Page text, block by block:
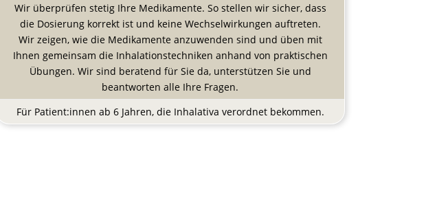
Wir überprüfen stetig Ihre Medikamente. So stellen wir sicher, dass
die Dosierung korrekt ist und keine Wechselwirkungen auftreten.
Wir zeigen, wie die Medikamente anzuwenden sind und üben mit
Ihnen gemeinsam die Inhalationstechniken anhand von praktischen
Übungen. Wir sind beratend für Sie da, unterstützen Sie und
beantworten alle Ihre Fragen.
Für Patient:innen ab 6 Jahren, die Inhalativa verordnet bekommen.